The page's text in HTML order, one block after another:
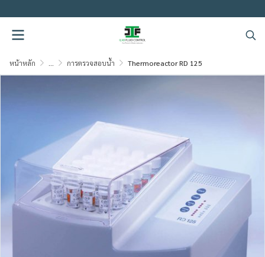
หน้าหลัก การตรวจสอบน้ำ Thermoreactor RD 125